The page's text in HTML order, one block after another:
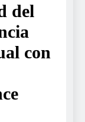
del
con